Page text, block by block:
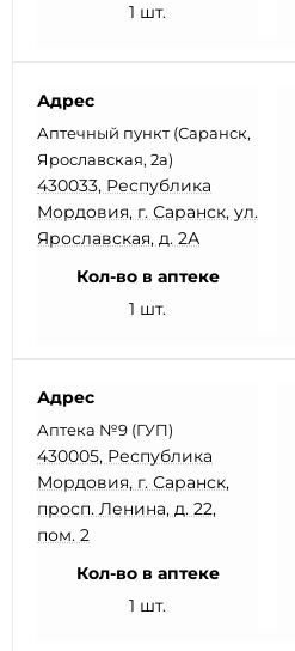
1 шт.
Адрес
Аптечный пункт (Саранск,
Ярославская, 2а)
430033, Республика
Мордовия, г. Саранск, ул.
Ярославская, д. 2А
Кол-во в аптеке
1 шт.
Адрес
Аптека №9 (ГУП)
430005, Республика
Мордовия, г. Саранск,
просп. Ленина, д. 22,
пом. 2
Кол-во в аптеке
1 шт.